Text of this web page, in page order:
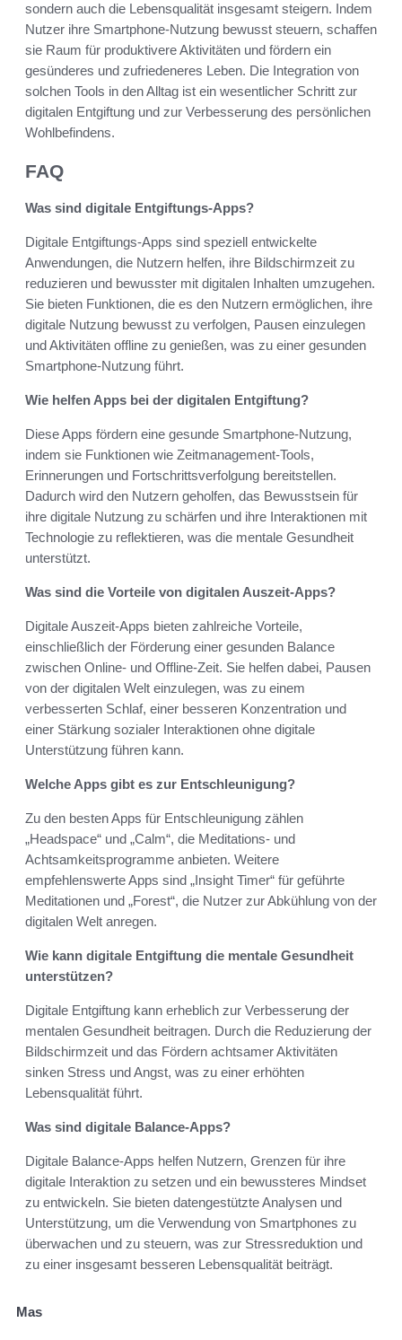
sondern auch die Lebensqualität insgesamt steigern. Indem
Nutzer ihre Smartphone-Nutzung bewusst steuern, schaffen
sie Raum für produktivere Aktivitäten und fördern ein
gesünderes und zufriedeneres Leben. Die Integration von
solchen Tools in den Alltag ist ein wesentlicher Schritt zur
digitalen Entgiftung und zur Verbesserung des persönlichen
Wohlbefindens.
FAQ
Was sind digitale Entgiftungs-Apps?
Digitale Entgiftungs-Apps sind speziell entwickelte
Anwendungen, die Nutzern helfen, ihre Bildschirmzeit zu
reduzieren und bewusster mit digitalen Inhalten umzugehen.
Sie bieten Funktionen, die es den Nutzern ermöglichen, ihre
digitale Nutzung bewusst zu verfolgen, Pausen einzulegen
und Aktivitäten offline zu genießen, was zu einer gesunden
Smartphone-Nutzung führt.
Wie helfen Apps bei der digitalen Entgiftung?
Diese Apps fördern eine gesunde Smartphone-Nutzung,
indem sie Funktionen wie Zeitmanagement-Tools,
Erinnerungen und Fortschrittsverfolgung bereitstellen.
Dadurch wird den Nutzern geholfen, das Bewusstsein für
ihre digitale Nutzung zu schärfen und ihre Interaktionen mit
Technologie zu reflektieren, was die mentale Gesundheit
unterstützt.
Was sind die Vorteile von digitalen Auszeit-Apps?
Digitale Auszeit-Apps bieten zahlreiche Vorteile,
einschließlich der Förderung einer gesunden Balance
zwischen Online- und Offline-Zeit. Sie helfen dabei, Pausen
von der digitalen Welt einzulegen, was zu einem
verbesserten Schlaf, einer besseren Konzentration und
einer Stärkung sozialer Interaktionen ohne digitale
Unterstützung führen kann.
Welche Apps gibt es zur Entschleunigung?
Zu den besten Apps für Entschleunigung zählen
„Headspace“ und „Calm“, die Meditations- und
Achtsamkeitsprogramme anbieten. Weitere
empfehlenswerte Apps sind „Insight Timer“ für geführte
Meditationen und „Forest“, die Nutzer zur Abkühlung von der
digitalen Welt anregen.
Wie kann digitale Entgiftung die mentale Gesundheit
unterstützen?
Digitale Entgiftung kann erheblich zur Verbesserung der
mentalen Gesundheit beitragen. Durch die Reduzierung der
Bildschirmzeit und das Fördern achtsamer Aktivitäten
sinken Stress und Angst, was zu einer erhöhten
Lebensqualität führt.
Was sind digitale Balance-Apps?
Digitale Balance-Apps helfen Nutzern, Grenzen für ihre
digitale Interaktion zu setzen und ein bewussteres Mindset
zu entwickeln. Sie bieten datengestützte Analysen und
Unterstützung, um die Verwendung von Smartphones zu
überwachen und zu steuern, was zur Stressreduktion und
zu einer insgesamt besseren Lebensqualität beiträgt.
Mas